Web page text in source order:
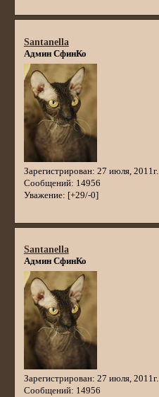
Santanella
Админ СфинКо
Зарегистрирован: 27 июля, 2011г.
Сообщений: 14956
Уважение: [+29/-0]
Santanella
Админ СфинКо
Зарегистрирован: 27 июля, 2011г.
Сообщений: 14956